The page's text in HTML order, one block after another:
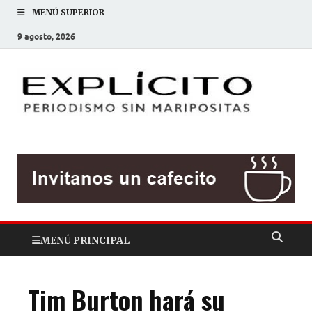
MENÚ SUPERIOR
9 agosto, 2026
MENÚ PRINCIPAL
Tim Burton hará su